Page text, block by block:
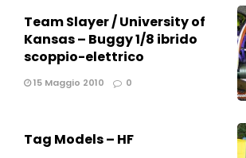
Team Slayer / University of
Kansas – Buggy 1/8 ibrido
scoppio-elettrico
15 Maggio 2010 0
Tag Models – HF